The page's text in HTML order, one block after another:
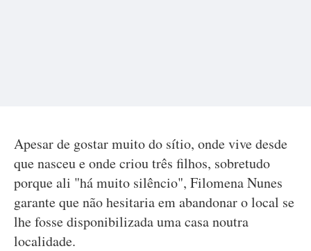
Apesar de gostar muito do sítio, onde vive desde
que nasceu e onde criou três filhos, sobretudo
porque ali "há muito silêncio", Filomena Nunes
garante que não hesitaria em abandonar o local se
lhe fosse disponibilizada uma casa noutra
localidade.